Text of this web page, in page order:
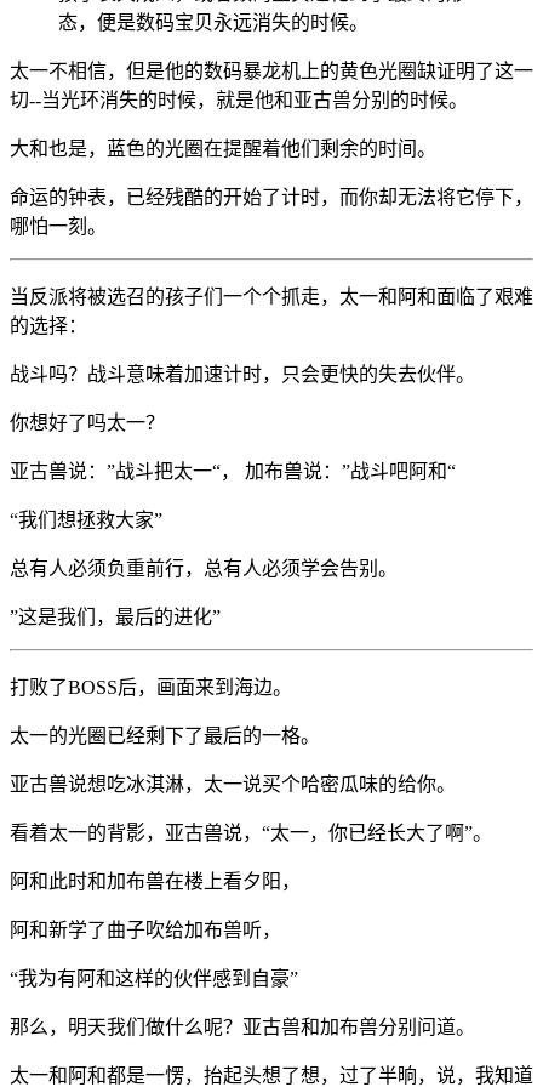
态，便是数码宝贝永远消失的时候。
太一不相信，但是他的数码暴龙机上的黄色光圈缺证明了这一
切--当光环消失的时候，就是他和亚古兽分别的时候。
大和也是，蓝色的光圈在提醒着他们剩余的时间。
命运的钟表，已经残酷的开始了计时，而你却无法将它停下，
哪怕一刻。
当反派将被选召的孩子们一个个抓走，太一和阿和面临了艰难
的选择：
战斗吗？战斗意味着加速计时，只会更快的失去伙伴。
你想好了吗太一？
亚古兽说：”战斗把太一“， 加布兽说：”战斗吧阿和“
“我们想拯救大家”
总有人必须负重前行，总有人必须学会告别。
”这是我们，最后的进化”
打败了BOSS后，画面来到海边。
太一的光圈已经剩下了最后的一格。
亚古兽说想吃冰淇淋，太一说买个哈密瓜味的给你。
看着太一的背影，亚古兽说，“太一，你已经长大了啊”。
阿和此时和加布兽在楼上看夕阳，
阿和新学了曲子吹给加布兽听，
“我为有阿和这样的伙伴感到自豪”
那么，明天我们做什么呢？亚古兽和加布兽分别问道。
太一和阿和都是一愣，抬起头想了想，过了半晌，说，我知道